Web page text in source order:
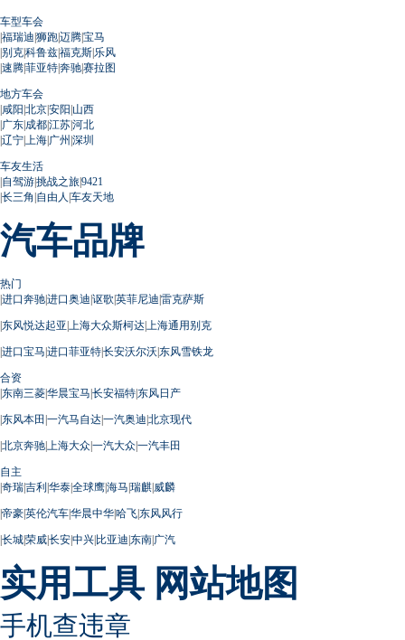
车型车会
|福瑞迪|狮跑|迈腾|宝马
|别克|科鲁兹|福克斯|乐风
|速腾|菲亚特|奔驰|赛拉图
地方车会
|咸阳|北京|安阳|山西
|广东|成都|江苏|河北
|辽宁| 上海|广州 |深圳
车友生活
|自驾游|挑战之旅|9421
|长三角 |自由人 |车友天地
汽车品牌
热门
|进口奔驰|进口奥迪|讴歌|英菲尼迪|雷克萨斯
|东风悦达起亚| 上海大众斯柯达| 上海通用别克
|进口宝马|进口菲亚特|长安沃尔沃|东风雪铁龙
合资
|东南三菱|华晨宝马|长安福特|东风日产
|东风本田 |一汽马自达|一汽奥迪|北京现代
|北京奔驰| 上海大众|一汽大众|一汽丰田
自主
|奇瑞|吉利|华泰|全球鹰|海马|瑞麒|威麟
|帝豪|英伦汽车|华晨中华|哈飞|东风风行
|长城|荣威|长安|中兴|比亚迪|东南|广汽
实用工具 网站地图
手机查违章